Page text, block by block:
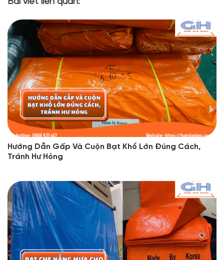
Hướng Dẫn Gấp Và Cuộn Bạt Khổ Lớn Đúng Cách,
Tránh Hư Hỏng